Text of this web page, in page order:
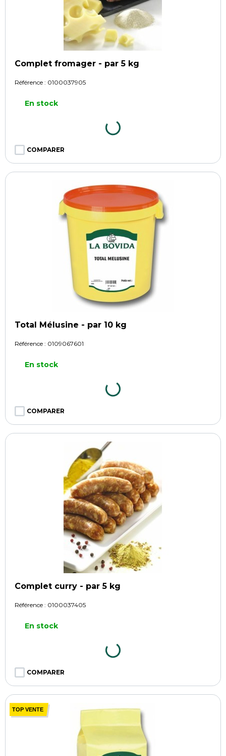
Complet fromager - par 5 kg
Référence : 0100037905
En stock
COMPARER
Total Mélusine - par 10 kg
Référence : 0109067601
En stock
COMPARER
Complet curry - par 5 kg
Référence : 0100037405
En stock
COMPARER
TOP VENTE